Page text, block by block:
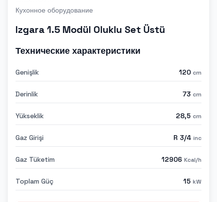
Кухонное оборудование
Izgara 1.5 Modül Oluklu Set Üstü
Технические характеристики
Genişlik 120 cm
Derinlik 73 cm
Yükseklik 28,5 cm
Gaz Girişi R 3/4 inc
Gaz Tüketim 12906 Kcal/h
Toplam Güç 15 kW